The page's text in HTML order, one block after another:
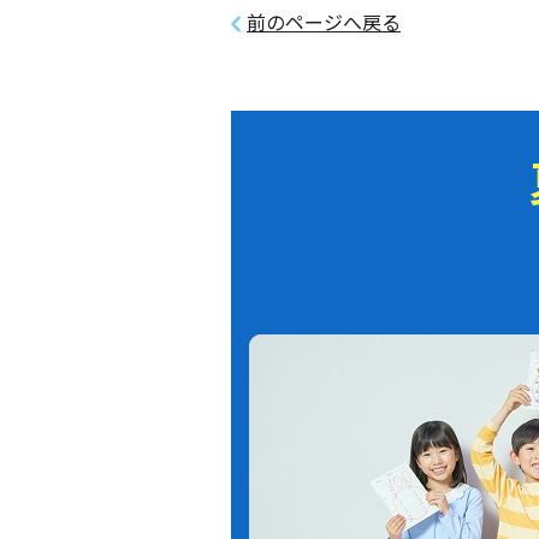
前のページへ戻る